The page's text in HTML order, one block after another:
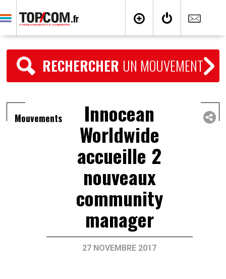
RECHERCHER UN MOUVEMENT
Mouvements Innocean
Worldwide
accueille 2
nouveaux
community
manager
27 NOVEMBRE 2017